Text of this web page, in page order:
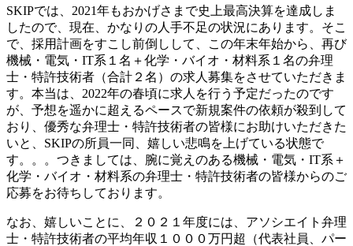
SKIPでは、2021年もおかげさまで史上最高決算を達成しま
したので、現在、かなりの人手不足の状況にあります。そこ
で、採用計画をすこし前倒しして、この年末年始から、再び
機械・電気・IT系１名＋化学・バイオ・材料系１名の弁理
士・特許技術者（合計２名）の求人募集をさせていただきま
す。本当は、2022年の春頃に求人を行う予定だったのです
が、予想を遥かに超えるペースで新規案件の依頼が殺到して
おり、優秀な弁理士・特許技術者の皆様にお助けいただきた
いと、SKIPの所員一同、嬉しい悲鳴を上げている状態で
す。。。つきましては、腕に覚えのある機械・電気・IT系＋
化学・バイオ・材料系の弁理士・特許技術者の皆様からのご
応募をお待ちしております。
なお、嬉しいことに、２０２１年度には、アソシエイト弁理
士・特許技術者の平均年収１０００万円超（代表社員、パー